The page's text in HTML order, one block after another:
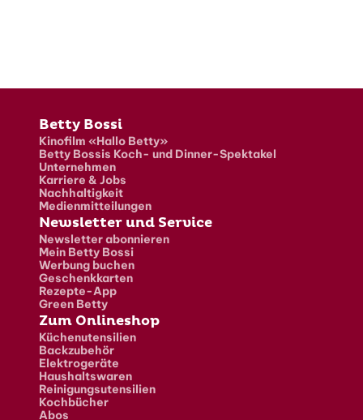
Fusszeile
Betty Bossi
Kinofilm «Hallo Betty»
Betty Bossis Koch- und Dinner-Spektakel
Unternehmen
Karriere & Jobs
Nachhaltigkeit
Medienmitteilungen
Newsletter und Service
Newsletter abonnieren
Mein Betty Bossi
Werbung buchen
Geschenkkarten
Rezepte-App
Green Betty
Zum Onlineshop
Küchenutensilien
Backzubehör
Elektrogeräte
Haushaltswaren
Reinigungsutensilien
Kochbücher
Abos